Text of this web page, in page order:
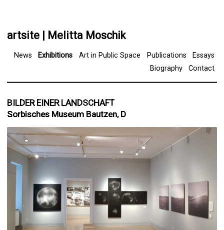
artsite | Melitta Moschik
News Exhibitions Art in Public Space Publications
Essays
Biography
Contact
BILDER EINER LANDSCHAFT
Sorbisches Museum Bautzen, D